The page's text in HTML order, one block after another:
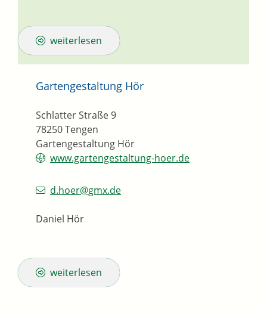
weiterlesen
Gartengestaltung Hör
Gartengestaltung Hör
Schlatter Straße 9
78250Tengen
www.gartengestaltung-hoer.de
d.hoer@gmx.de
Daniel Hör
weiterlesen